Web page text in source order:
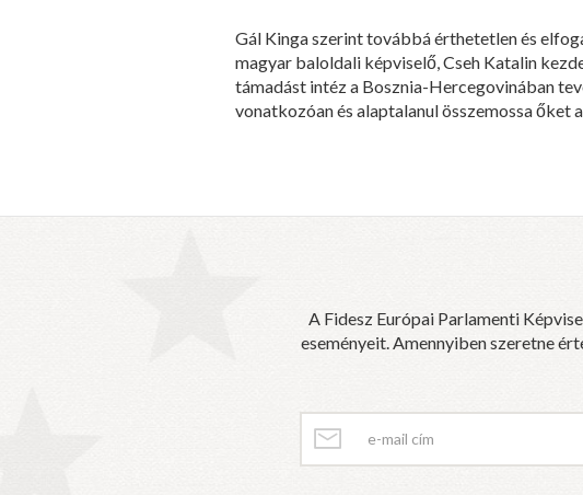
Gál Kinga szerint továbbá érthetetlen és
magyar baloldali képviselő, Cseh Katalin
támadást intéz a Bosznia-Hercegovinában
vonatkozóan és alaptalanul összemossa őket
A Fidesz Európai Parlamenti
eseményeit. Amennyiben szeretne